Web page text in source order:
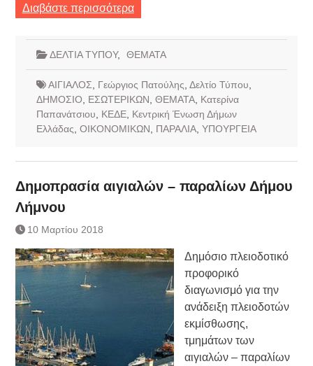
Διαβάστε περισσότερα
ΔΕΛΤΙΑ ΤΥΠΟΥ, ΘΕΜΑΤΑ
ΑΙΓΙΑΛΟΣ Γεώργιος Πατούλης Δελτίο Τύπου
ΔΗΜΟΣΙΟ
ΕΣΩΤΕΡΙΚΩΝ ΘΕΜΑΤΑ, Κατερίνα
Παπανάτσιου
ΚΕΔΕ, Κεντρική Ένωση Δήμων
Ελλάδας ΟΙΚΟΝΟΜΙΚΩΝ ΠΑΡΑΛΙΑ, ΥΠΟΥΡΓΕΙΑ
Δημοπρασία αιγιαλών – παραλίων Δήμου
Λήμνου
10 Μαρτίου 2018
Δημόσιο πλειοδοτικό
προφορικό
διαγωνισμό για την
ανάδειξη πλειοδοτών
εκμίσθωσης,
τμημάτων των
αιγιαλών – παραλίων